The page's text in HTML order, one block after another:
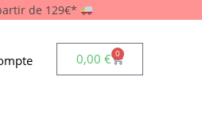
de 129€*
0,00 € 0